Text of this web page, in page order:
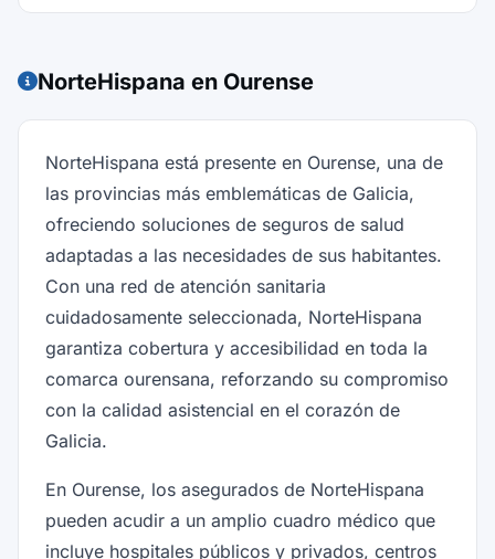
NorteHispana en Ourense
NorteHispana está presente en Ourense, una de
las provincias más emblemáticas de Galicia,
ofreciendo soluciones de seguros de salud
adaptadas a las necesidades de sus habitantes.
Con una red de atención sanitaria
cuidadosamente seleccionada, NorteHispana
garantiza cobertura y accesibilidad en toda la
comarca ourensana, reforzando su compromiso
con la calidad asistencial en el corazón de
Galicia.
En Ourense, los asegurados de NorteHispana
pueden acudir a un amplio cuadro médico que
incluye hospitales públicos y privados, centros